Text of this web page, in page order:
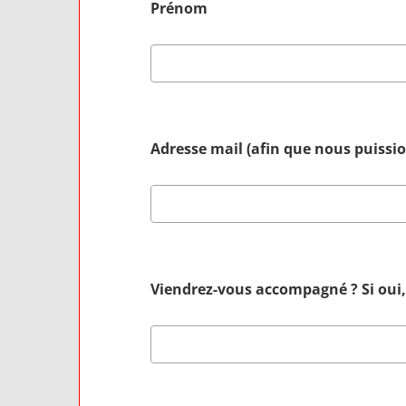
Prénom
Adresse mail (afin que nous
Viendrez-vous accompagné ? Si